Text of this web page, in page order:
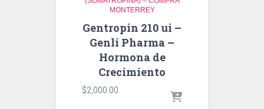
MONTERREY
Gentropin 210 ui –
Genli Pharma –
Hormona de
Crecimiento
$2,000.00